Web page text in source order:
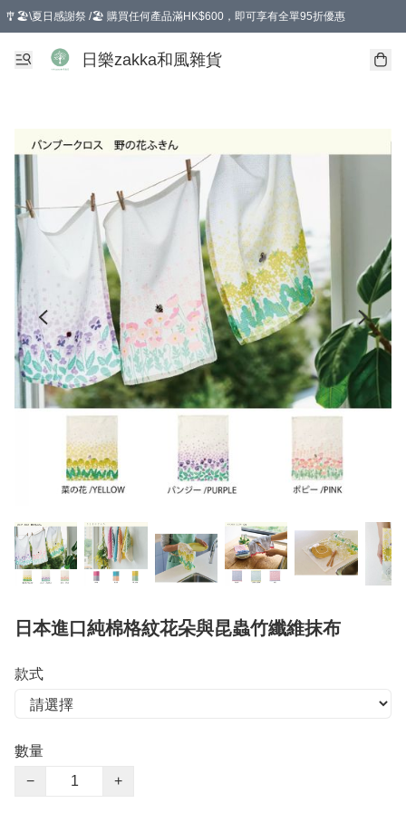
🎐🏖️\夏日感謝祭 /🏖️ 購買任何產品滿HK$600，即可享有全單95折優惠
選擇GoGoX住宅/工商地址配送，單一訂單消費購物滿HK$680(折扣後），可享有
日樂zakka和風雜貨
日本進口純棉格紋花朵與昆蟲竹纖維抹布
款式
數量
−
+